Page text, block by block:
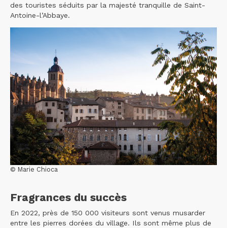
des touristes séduits par la majesté tranquille de Saint-
Antoine-l’Abbaye.
© Marie Chioca
Fragrances du succès
En 2022, près de 150 000 visiteurs sont venus musarder
entre les pierres dorées du village. Ils sont même plus de